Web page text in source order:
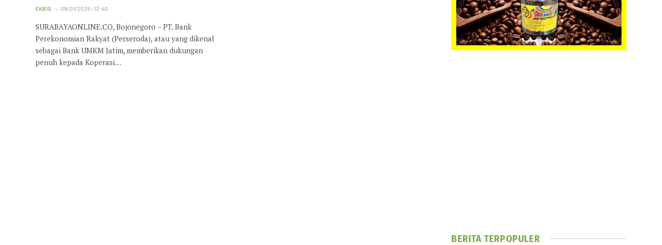
EKBIS 08/01/2025 - 12:40
SURABAYAONLINE.CO, Bojonegoro – PT. Bank
Perekonomian Rakyat (Perseroda), atau yang dikenal
sebagai Bank UMKM Jatim, memberikan dukungan
penuh kepada Koperasi…
BERITA TERPOPULER